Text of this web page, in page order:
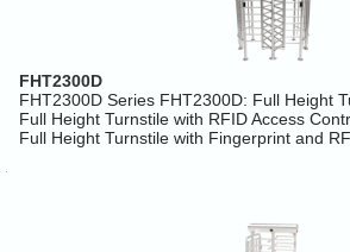
FHT2300D
FHT2300D Series FHT2300D: Full Height
Full Height Turnstile with RFID Access
Full Height Turnstile with Fingerprint and